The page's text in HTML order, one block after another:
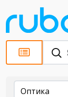
Каталог
Оптика